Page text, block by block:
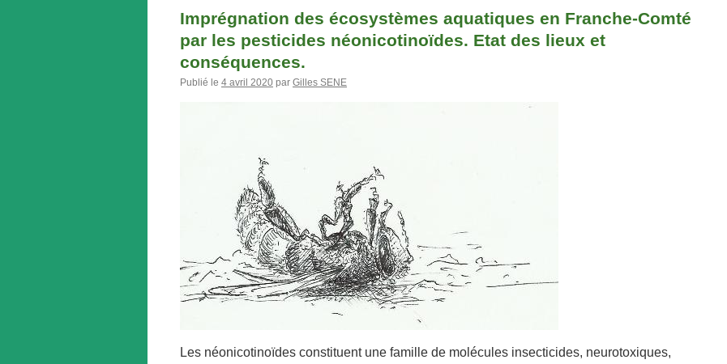
Imprégnation des écosystèmes aquatiques en Franche-Comté
par les pesticides néonicotinoïdes. Etat des lieux et
conséquences.
Publié le 4 avril 2020 par Gilles SENE
Les néonicotinoïdes constituent une famille de molécules insecticides, neurotoxiques,